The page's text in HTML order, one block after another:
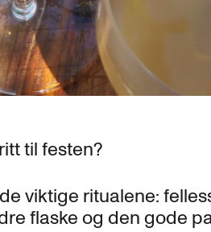
til festen?
viktige ritualene:
flaske og den gode